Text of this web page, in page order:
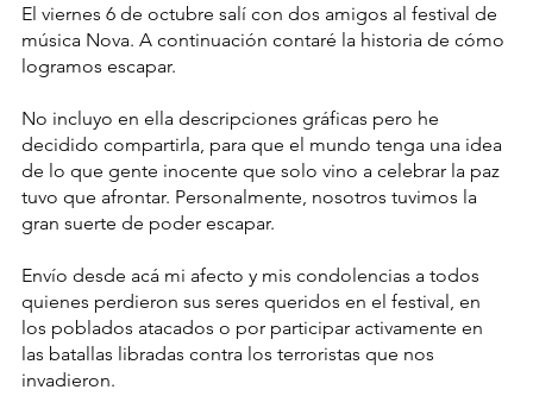
El viernes 6 de octubre salí con dos amigos al festival de
música Nova. A continuación contaré la historia de cómo
logramos escapar.
No incluyo en ella descripciones gráficas pero he
decidido compartirla, para que el mundo tenga una idea
de lo que gente inocente que solo vino a celebrar la paz
tuvo que afrontar. Personalmente, nosotros tuvimos la
gran suerte de poder escapar.
Envío desde acá mi afecto y mis condolencias a todos
quienes perdieron sus seres queridos en el festival, en
los poblados atacados o por participar activamente en
las batallas libradas contra los terroristas que nos
invadieron.